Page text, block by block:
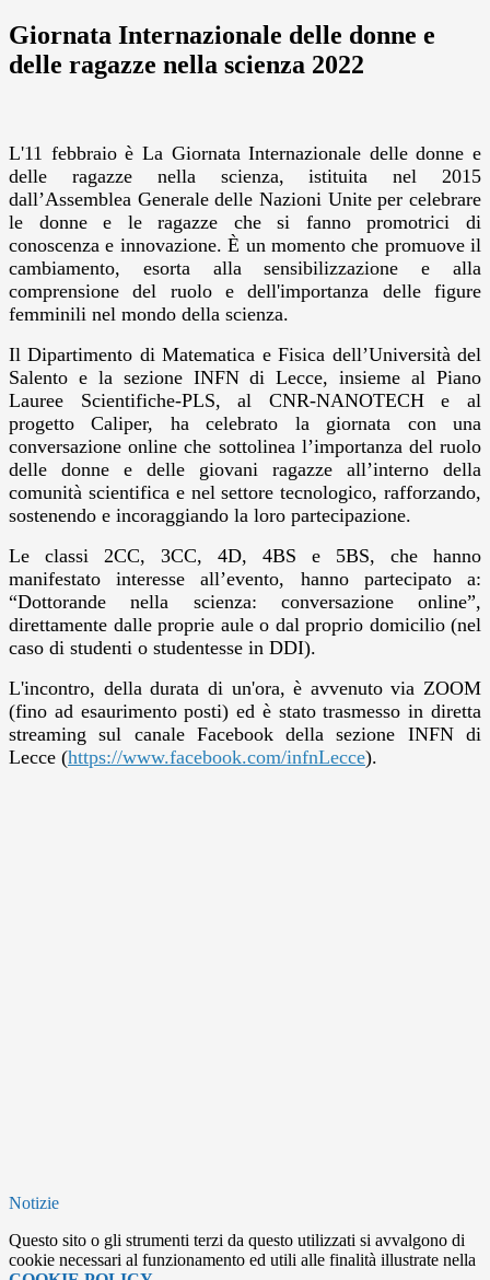
Giornata Internazionale delle donne e
delle ragazze nella scienza 2022
L'11 febbraio è La Giornata Internazionale delle donne e
delle ragazze nella scienza, istituita nel 2015
dall’Assemblea Generale delle Nazioni Unite per celebrare
le donne e le ragazze che si fanno promotrici di
conoscenza e innovazione. È un momento che promuove il
cambiamento, esorta alla sensibilizzazione e alla
comprensione del ruolo e dell'importanza delle figure
femminili nel mondo della scienza.
Il Dipartimento di Matematica e Fisica dell’Università del
Salento e la sezione INFN di Lecce, insieme al Piano
Lauree Scientifiche-PLS, al CNR-NANOTECH e al
progetto Caliper, ha celebrato la giornata con una
conversazione online che sottolinea l’importanza del ruolo
delle donne e delle giovani ragazze all’interno della
comunità scientifica e nel settore tecnologico, rafforzando,
sostenendo e incoraggiando la loro partecipazione.
Le classi 2CC, 3CC, 4D, 4BS e 5BS, che hanno
manifestato interesse all’evento, hanno partecipato a:
“Dottorande nella scienza: conversazione online”,
direttamente dalle proprie aule o dal proprio domicilio (nel
caso di studenti o studentesse in DDI).
L'incontro, della durata di un'ora, è avvenuto via ZOOM
(fino ad esaurimento posti) ed è stato trasmesso in diretta
streaming sul canale Facebook della sezione INFN di
Lecce (https://www.facebook.com/infnLecce).
Notizie
Questo sito o gli strumenti terzi da questo utilizzati si avvalgono di
cookie necessari al funzionamento ed utili alle finalità illustrate nella